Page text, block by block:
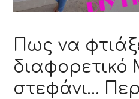
Πως να
διαφορετικό
στεφάνι…